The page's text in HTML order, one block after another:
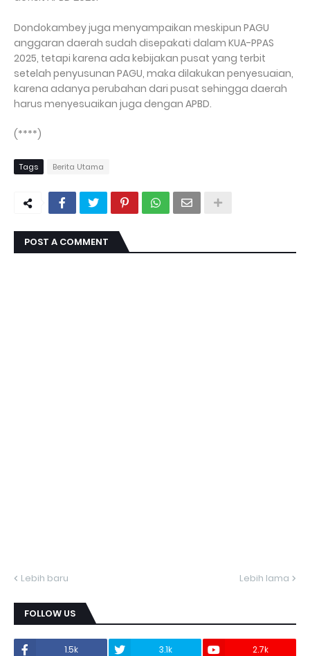
Dondokambey juga menyampaikan meskipun PAGU
anggaran daerah sudah disepakati dalam KUA-PPAS
2025, tetapi karena ada kebijakan pusat yang terbit
setelah penyusunan PAGU, maka dilakukan penyesuaian,
karena adanya perubahan dari pusat sehingga daerah
harus menyesuaikan juga dengan APBD.
(****)
Tags Berita Utama
POST A COMMENT
Lebih baru Lebih lama
FOLLOW US
1.5k 3.1k
2.7k